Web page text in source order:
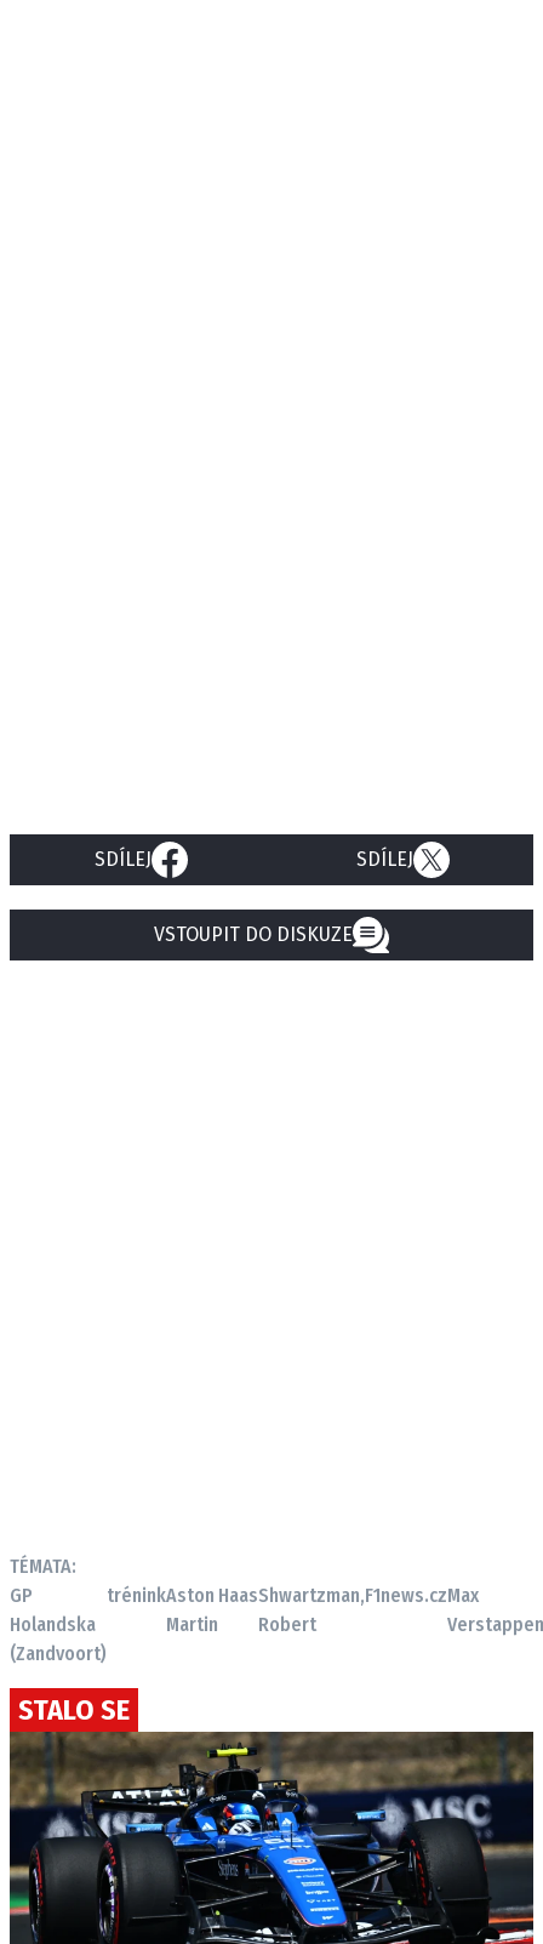
SDÍLEJ SDÍLEJ
VSTOUPIT DO DISKUZE
TÉMATA:
GP
Holandska
(Zandvoort)
tréninkAston
Martin
HaasShwartzman,
Robert
F1news.czMax
Verstappen
STALO SE